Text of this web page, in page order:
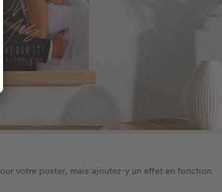
votre poster, mais ajoutez-y un effet en fonction